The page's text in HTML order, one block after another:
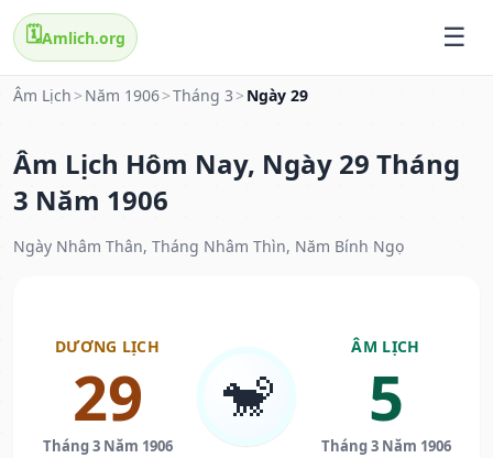
🗓️Amlich.org
Âm Lịch > Năm 1906>Tháng 3 > Ngày 29
Âm Lịch Hôm Nay, Ngày 29 Tháng
3 Năm 1906
Ngày Nhâm Thân, Tháng Nhâm Thìn, Năm Bính Ngọ
DƯƠNG LỊCH
29
Tháng 3 Năm 1906
🐒
ÂM LỊCH
5
Tháng 3 Năm 1906